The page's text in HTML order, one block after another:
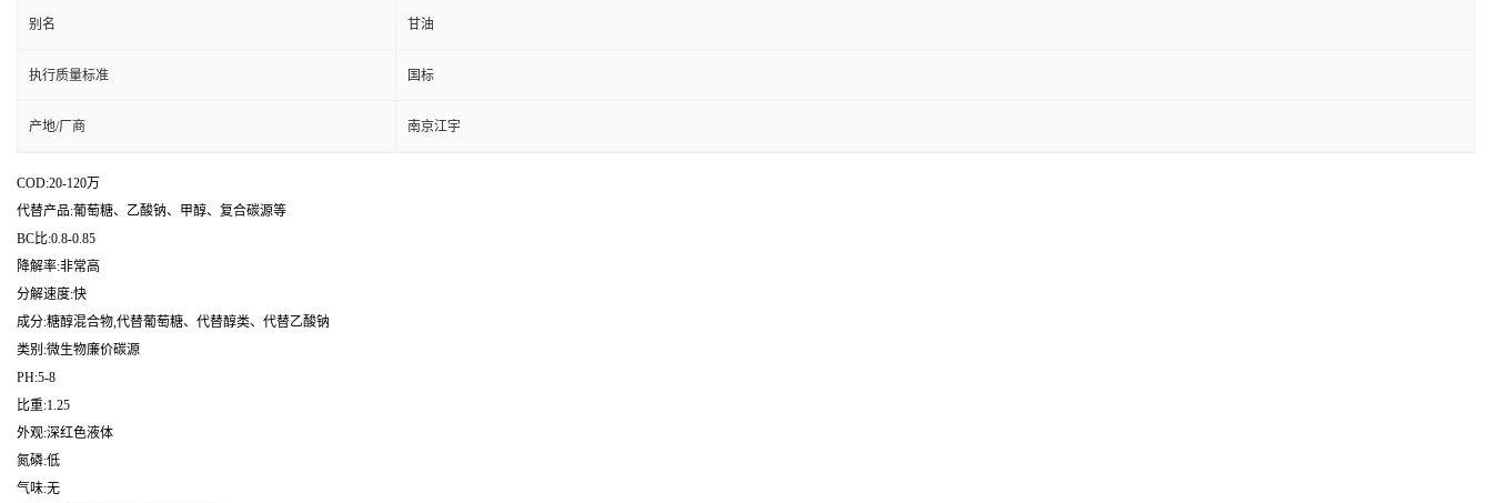
别名 甘油
执行质量标准 国标
产地/厂商 南京江宇
COD:20-120万
代替产品:葡萄糖、乙酸钠、甲醇、复合碳源等
BC比:0.8-0.85
降解率:非常高
分解速度:快
成分:糖醇混合物,代替葡萄糖、代替醇类、代替乙酸钠
类别:微生物廉价碳源
PH:5-8
比重:1.25
外观:深红色液体
氮磷:低
气味:无